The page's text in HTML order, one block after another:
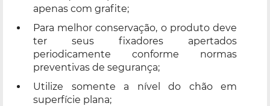
apenas com grafite;
Para melhor conservação, o produto deve
ter seus fixadores apertados
periodicamente conforme normas
preventivas de segurança;
Utilize somente a nível do chão em
superfície plana;